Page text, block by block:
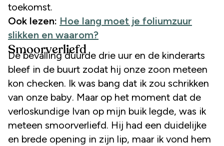
toekomst.
Ook lezen: Hoe lang moet je foliumzuur
slikken en waarom?
Smoorverliefd
De bevalling duurde drie uur en de kinderarts
bleef in de buurt zodat hij onze zoon meteen
kon checken. Ik was bang dat ik zou schrikken
van onze baby. Maar op het moment dat de
verloskundige Ivan op mijn buik legde, was ik
meteen smoorverliefd. Hij had een duidelijke
en brede opening in zijn lip, maar ik vond hem